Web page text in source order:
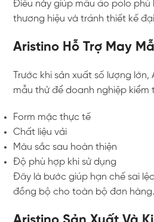
Điều này giúp mẫu áo polo phù
thương hiệu và tránh thiết kế
Aristino Hỗ Trợ May
Trước khi sản xuất số lượng
mẫu thử để doanh nghiệp kiểm
Form mặc thực tế
Chất liệu vải
Màu sắc sau hoàn thiện
Độ phù hợp khi sử dụng
Đây là bước giúp hạn chế sai
đồng bộ cho toàn bộ đơn hàng.